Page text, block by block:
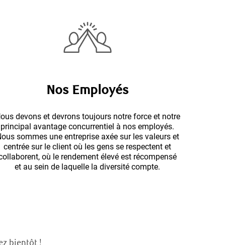
Nos Employés
devons et devrons toujours notre force et notre
principal avantage concurrentiel à nos employés.
sommes une entreprise axée sur les valeurs et
centrée sur le client où les gens se respectent et
où le rendement élevé est récompensé
et au sein de laquelle la diversité compte.
bientôt !